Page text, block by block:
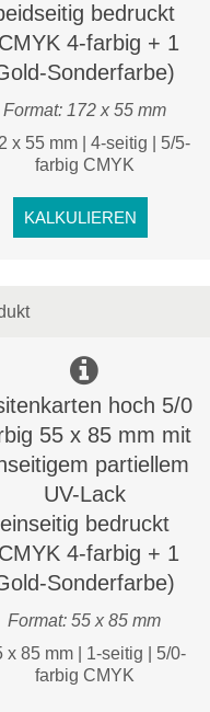
bedruckt
4-farbig + 1
Sonderfarbe)
Format: 172 x 55 mm
x 55 mm | 4-seitig | 5/5-
farbig CMYK
KALKULIEREN
hoch 5/0
55 x 85 mm mit
partiellem
UV-Lack
einseitig bedruckt
4-farbig + 1
Sonderfarbe)
Format: 55 x 85 mm
x 85 mm | 1-seitig | 5/0-
farbig CMYK